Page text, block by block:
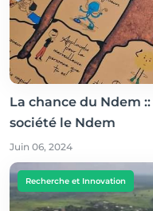
La chance du Ndem
société le Ndem
Juin 06, 2024
Recherche et Innovation